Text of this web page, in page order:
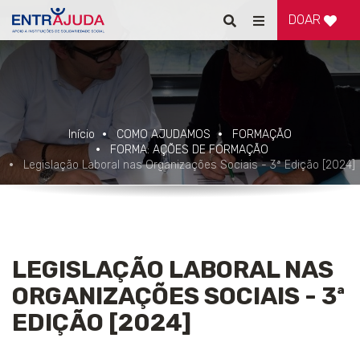
Pesquisar
Alternar
de
DOAR
Início COMO AJUDAMOS
FORMAÇÃO
FORMA: AÇÕES DE FORMAÇÃO
Legislação Laboral nas Organizações Sociais - 3ª Edição [2024]
LEGISLAÇÃO LABORAL NAS
ORGANIZAÇÕES SOCIAIS - 3ª
EDIÇÃO [2024]